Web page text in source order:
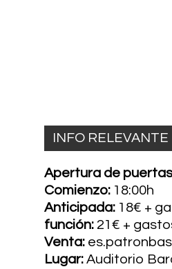
INFO RELEVANTE
Apertura de
Comienzo: 18:00h
Anticipada: 18€ +
función: 21€ +
Venta:
Lugar: Auditorio